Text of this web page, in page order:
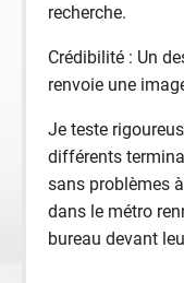
recherche.
Crédibilité : Un
renvoie une
Je teste
différents
sans problèmes
dans le métro
bureau devant